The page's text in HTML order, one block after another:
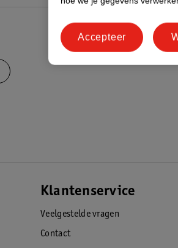
Klantenservice
Veelgestelde vragen
Contact
Accepteer